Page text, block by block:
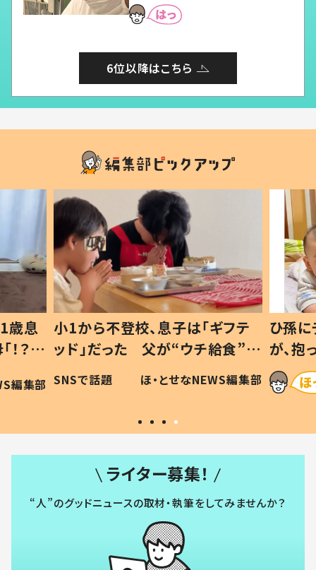
6位以降はこちら
歳息
？」
編集部
小1から不登校、息子は「ギフテ
ッド」だった 父が“ウチ給食”を
作り続ける理由とは #令和の親
#令和の子
SNSで話題 ほ・とせなNEWS編集部
ひ孫
が、
「涙が
い」
ライター募集！
“人”のグッドニュースの取材・執筆をしてみませんか？